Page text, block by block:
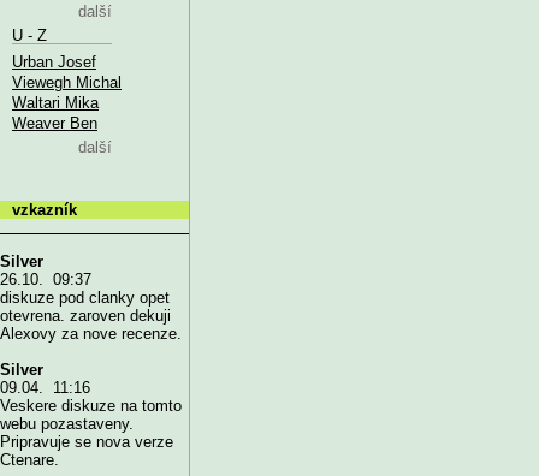
další
U - Z
Urban Josef
Viewegh Michal
Waltari Mika
Weaver Ben
další
vzkazník
Silver
26.10. 09:37
diskuze pod clanky opet
otevrena. zaroven dekuji
Alexovy za nove recenze.
Silver
09.04. 11:16
Veskere diskuze na tomto
webu pozastaveny.
Pripravuje se nova verze
Ctenare.